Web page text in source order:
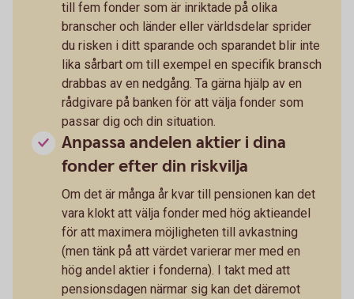
till fem fonder som är inriktade på olika
branscher och länder eller världsdelar sprider
du risken i ditt sparande och sparandet blir inte
lika sårbart om till exempel en specifik bransch
drabbas av en nedgång. Ta gärna hjälp av en
rådgivare på banken för att välja fonder som
passar dig och din situation.
Anpassa andelen aktier i dina
fonder efter din riskvilja
Om det är många år kvar till pensionen kan det
vara klokt att välja fonder med hög aktieandel
för att maximera möjligheten till avkastning
(men tänk på att värdet varierar mer med en
hög andel aktier i fonderna). I takt med att
pensionsdagen närmar sig kan det däremot